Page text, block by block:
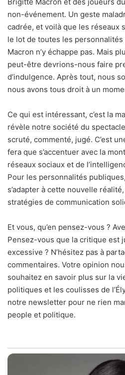
non-événement. Un geste
cadrée, et voilà que les réseaux
le lot de toutes les
Macron n’y échappe pas. Mais
peut-être devrions-nous faire
d’indulgence. Après tout, nous
nous avons tous droit à un
Ce qui est intéressant, c’est la
révèle notre société du
scruté, commenté, jugé. C’est
fera que s’accentuer avec la
réseaux sociaux et de
Pour les personnalités
s’adapter à cette nouvelle
stratégies de communication
Et vous, qu’en pensez-vous ?
Pensez-vous que la critique est
excessive ? N’hésitez pas à
commentaires. Votre opinion
souhaitez en savoir plus sur la
politiques et les coulisses de
notre newsletter pour ne rien
people et politique.